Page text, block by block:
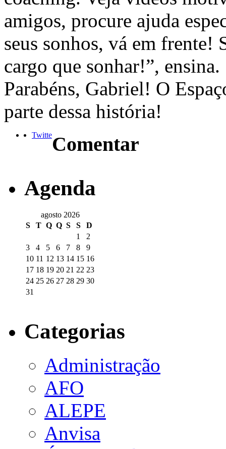
amigos, procure ajuda
seus sonhos, vá em frente!
cargo que sonhar!”, ensina.
Parabéns, Gabriel! O
parte dessa história!
TwitteComentar
Agenda
agosto 2026
S
T Q Q S S
D
1
2
3
4 5 6 7 8
9
10 11 12 13 14 15 16
17 18 19 20 21 22 23
24 25 26 27 28 29 30
31
Categorias
Administração
AFO
ALEPE
Anvisa